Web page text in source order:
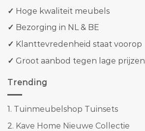
✓ Hoge kwaliteit meubels
✓ Bezorging in NL & BE
✓ Klanttevredenheid staat voorop
✓ Groot aanbod tegen lage prijzen
Trending
1. Tuinmeubelshop Tuinsets
2. Kave Home Nieuwe Collectie